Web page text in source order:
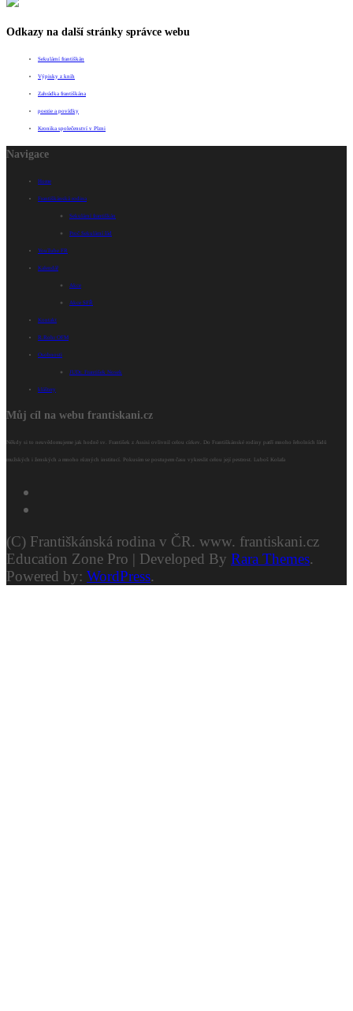
Odkazy na další stránky správce webu
Sekulární františkán
Výpisky z knih
Zahrádka františkána
poezie a povídky
Kronika společenství v Plzni
Navigace
Home
Františkánská rodina
Sekulární františkán
Proč Sekulární řád
YouTube FR
Kalendář
Akce
Akce SFŘ
Kontakt
R.Rohr OFM
Osobnosti
JUDr. František Nosek
kláštery
Můj cíl na webu frantiskani.cz
Někdy si to neuvědomujeme jak hodně sv. František z Assisi ovlivnil celou církev. Do Františkánské rodiny patří mnoho řeholních řádů
mužských i ženských a mnoho různých institucí. Pokusím se postupem času vykreslit celou její pestrost. Luboš Kolafa
(C) Františkánská rodina v ČR. www. frantiskani.cz
Education Zone Pro | Developed By Rara Themes.
Powered by: WordPress.